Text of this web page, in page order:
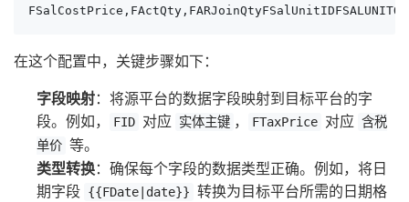
在这个配置中，关键步骤如下：
字段映射：将源平台的数据字段映射到目标平台的字
段。例如，
FID 对应 实体主键 ， FTaxPrice 对应 含税
单价 等。
类型转换：确保每个字段的数据类型正确。例如，将日
期字段 {{FDate|date}} 转换为目标平台所需的日期格